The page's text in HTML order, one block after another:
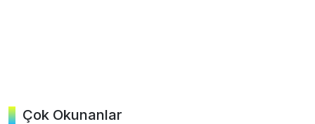
Çok Okunanlar